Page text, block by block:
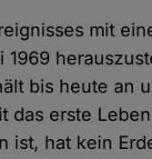
mit
bis heute an
das erste
ist, hat kein